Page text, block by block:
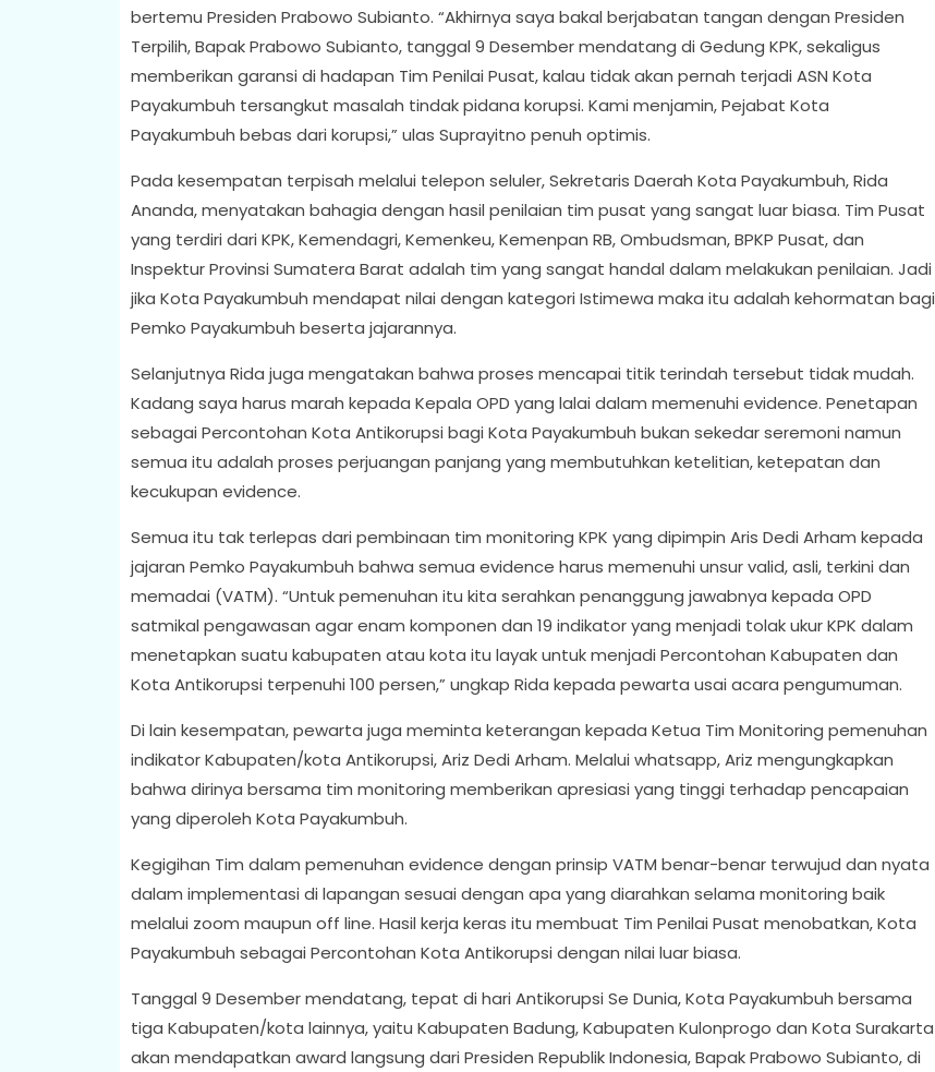
bertemu Presiden Prabowo Subianto. “Akhirnya saya bakal berjabatan tangan dengan Presiden
Terpilih, Bapak Prabowo Subianto, tanggal 9 Desember mendatang di Gedung KPK, sekaligus
memberikan garansi di hadapan Tim Penilai Pusat, kalau tidak akan pernah terjadi ASN Kota
Payakumbuh tersangkut masalah tindak pidana korupsi. Kami menjamin, Pejabat Kota
Payakumbuh bebas dari korupsi,” ulas Suprayitno penuh optimis.
Pada kesempatan terpisah melalui telepon seluler, Sekretaris Daerah Kota Payakumbuh, Rida
Ananda, menyatakan bahagia dengan hasil penilaian tim pusat yang sangat luar biasa. Tim Pusat
yang terdiri dari KPK, Kemendagri, Kemenkeu, Kemenpan RB, Ombudsman, BPKP Pusat, dan
Inspektur Provinsi Sumatera Barat adalah tim yang sangat handal dalam melakukan penilaian. Jadi
jika Kota Payakumbuh mendapat nilai dengan kategori Istimewa maka itu adalah kehormatan bagi
Pemko Payakumbuh beserta jajarannya.
Selanjutnya Rida juga mengatakan bahwa proses mencapai titik terindah tersebut tidak mudah.
Kadang saya harus marah kepada Kepala OPD yang lalai dalam memenuhi evidence. Penetapan
sebagai Percontohan Kota Antikorupsi bagi Kota Payakumbuh bukan sekedar seremoni namun
semua itu adalah proses perjuangan panjang yang membutuhkan ketelitian, ketepatan dan
kecukupan evidence.
Semua itu tak terlepas dari pembinaan tim monitoring KPK yang dipimpin Aris Dedi Arham kepada
jajaran Pemko Payakumbuh bahwa semua evidence harus memenuhi unsur valid, asli, terkini dan
memadai (VATM). “Untuk pemenuhan itu kita serahkan penanggung jawabnya kepada OPD
satmikal pengawasan agar enam komponen dan 19 indikator yang menjadi tolak ukur KPK dalam
menetapkan suatu kabupaten atau kota itu layak untuk menjadi Percontohan Kabupaten dan
Kota Antikorupsi terpenuhi 100 persen,” ungkap Rida kepada pewarta usai acara pengumuman.
Di lain kesempatan, pewarta juga meminta keterangan kepada Ketua Tim Monitoring pemenuhan
indikator Kabupaten/kota Antikorupsi, Ariz Dedi Arham. Melalui whatsapp, Ariz mengungkapkan
bahwa dirinya bersama tim monitoring memberikan apresiasi yang tinggi terhadap pencapaian
yang diperoleh Kota Payakumbuh.
Kegigihan Tim dalam pemenuhan evidence dengan prinsip VATM benar-benar terwujud dan nyata
dalam implementasi di lapangan sesuai dengan apa yang diarahkan selama monitoring baik
melalui zoom maupun off line. Hasil kerja keras itu membuat Tim Penilai Pusat menobatkan, Kota
Payakumbuh sebagai Percontohan Kota Antikorupsi dengan nilai luar biasa.
Tanggal 9 Desember mendatang, tepat di hari Antikorupsi Se Dunia, Kota Payakumbuh bersama
tiga Kabupaten/kota lainnya, yaitu Kabupaten Badung, Kabupaten Kulonprogo dan Kota Surakarta
akan mendapatkan award langsung dari Presiden Republik Indonesia, Bapak Prabowo Subianto, di